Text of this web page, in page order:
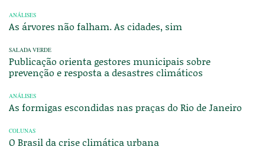
ANÁLISES
As árvores não falham. As cidades, sim
SALADA VERDE
Publicação orienta gestores municipais sobre
prevenção e resposta a desastres climáticos
ANÁLISES
As formigas escondidas nas praças do Rio de Janeiro
COLUNAS
O Brasil da crise climática urbana